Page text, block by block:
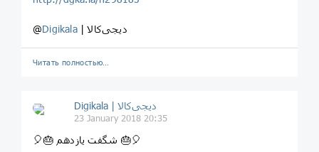
@Digikala | دیجی‌کالا
Читать полностью…
Digikala | دیجی‌کالا
23 January 2018 20:35
⁣🎈⁣🎂 شگفت یازدهم ⁣🎂🎈